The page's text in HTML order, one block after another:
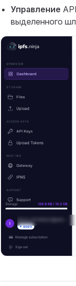
Управление
выделенного